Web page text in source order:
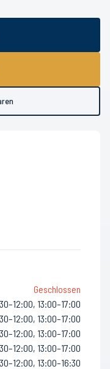
Geschlossen
13:00–17:00
13:00–17:00
13:00–17:00
13:00–17:00
13:00–16:30